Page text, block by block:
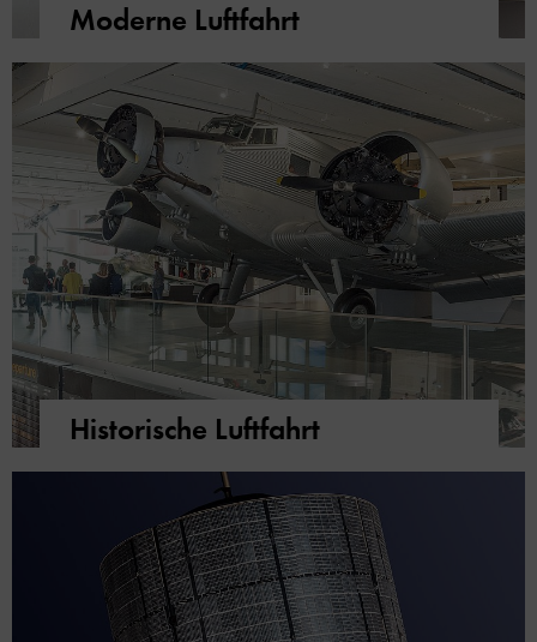
Moderne Luftfahrt
Historische Luftfahrt